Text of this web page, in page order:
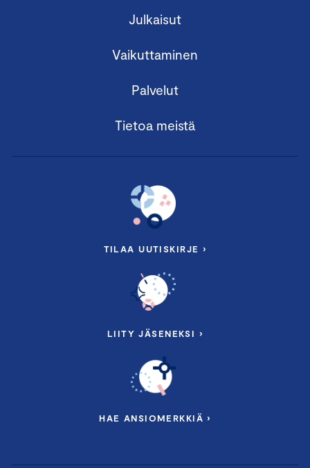
Julkaisut
Vaikuttaminen
Palvelut
Tietoa meistä
TILAA UUTISKIRJE ›
LIITY JÄSENEKSI ›
HAE ANSIOMERKKIÄ ›